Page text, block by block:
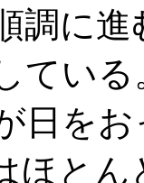
調に
てい
日を
ほと